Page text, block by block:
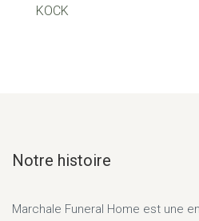
KOCK
Notre histoire
Marchale Funeral Home est une